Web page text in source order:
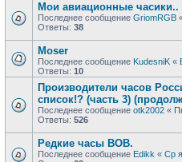
Мои авиационные часики..
Последнее сообщение GriomRGB
Ответы: 38
Moser
Последнее сообщение KudesniK «
Ответы: 10
Производители часов
список!? (часть 3)
Последнее сообщение otk2002 «
Ответы: 526
Редкие часы ВОВ.
Последнее сообщение Edikk « Ср